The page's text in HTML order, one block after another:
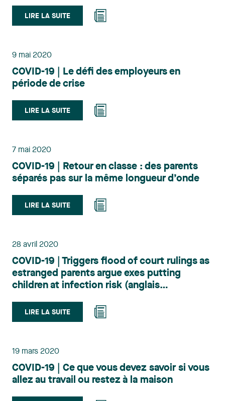
LIRE LA SUITE
9 mai 2020
COVID-19 | Le défi des employeurs en
période de crise
LIRE LA SUITE
7 mai 2020
COVID-19 | Retour en classe : des parents
séparés pas sur la même longueur d’onde
LIRE LA SUITE
28 avril 2020
COVID-19 | Triggers flood of court rulings as
estranged parents argue exes putting
children at infection risk (anglais
LIRE LA SUITE
19 mars 2020
COVID-19 | Ce que vous devez savoir si vous
allez au travail ou restez à la maison